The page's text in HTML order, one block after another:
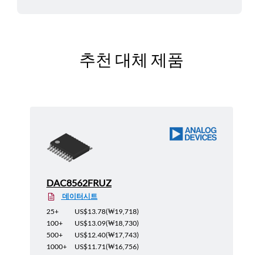
추천 대체 제품
DAC8562FRUZ
데이터시트
25+
US$13.78(₩19,718)
100+
US$13.09(₩18,730)
500+
US$12.40(₩17,743)
1000+
US$11.71(₩16,756)